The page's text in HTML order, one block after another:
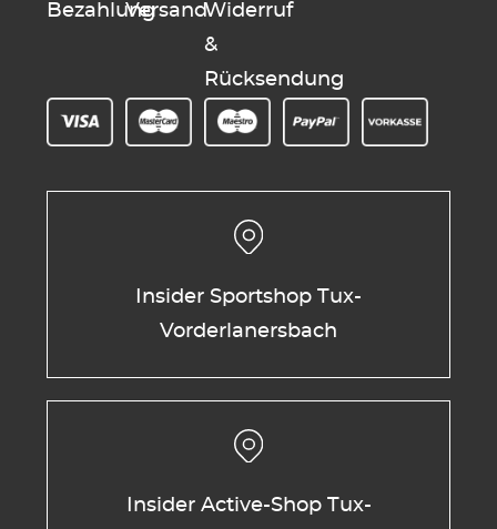
BezahlungVersandWiderruf
&
Rücksendung
Insider Sportshop Tux-
Vorderlanersbach
Insider Active-Shop Tux-